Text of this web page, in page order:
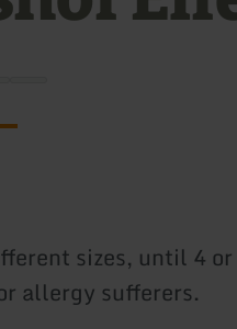
sizes, until 4
allergy sufferers.